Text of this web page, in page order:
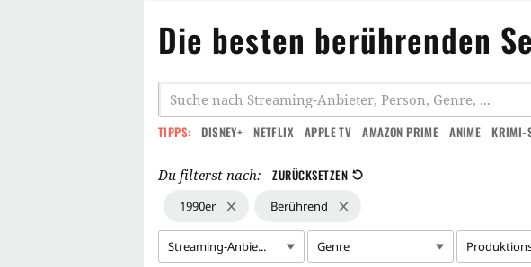
Die besten berührenden
TIPPS: DISNEY+ NETFLIX APPLE TV AMAZON PRIME ANIME KRIMI-
Du filterst nach: ZURÜCKSETZEN
1990er Berührend
Streaming-Anbie... Genre